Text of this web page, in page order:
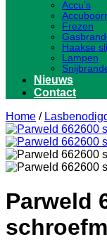
Accu’s
Frezen
Haakse
Lampen
Nieuws
Contact
Home /
Parweld